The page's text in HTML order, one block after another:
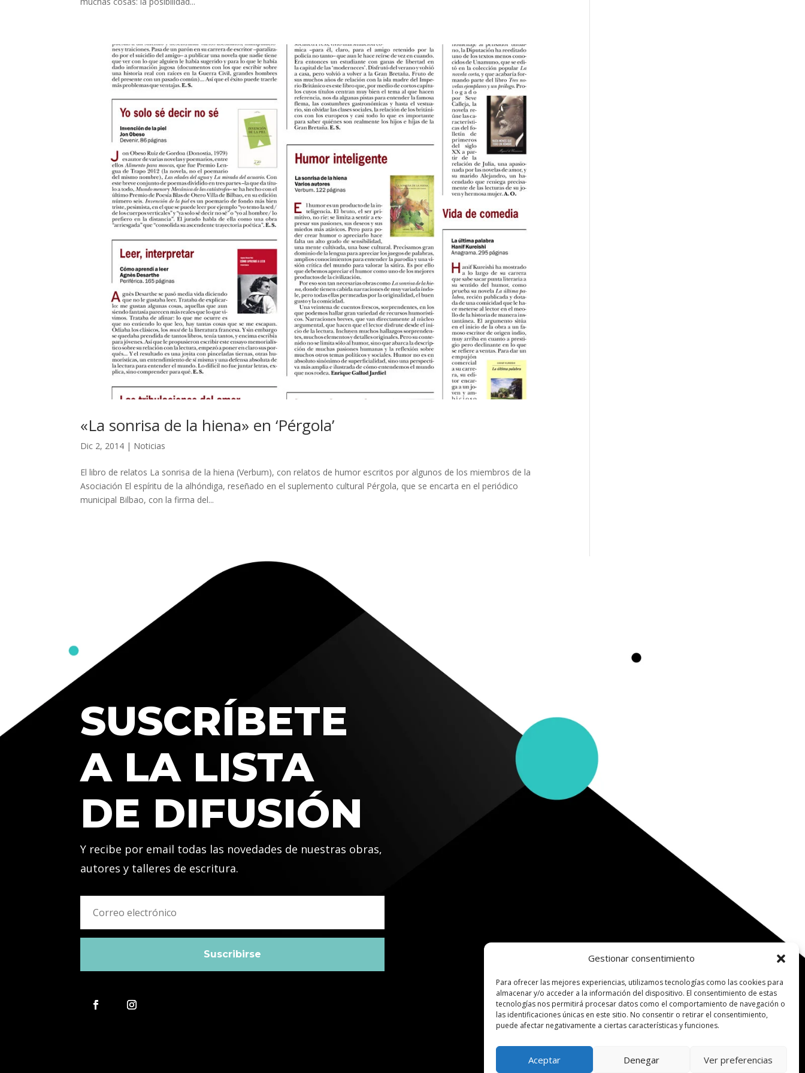
Gestionar consentimiento
Para ofrecer las mejores experiencias, utilizamos tecnologías como las cookies para
almacenar y/o acceder a la información del dispositivo. El consentimiento de estas
tecnologías nos permitirá procesar datos como el comportamiento de navegación o
las identificaciones únicas en este sitio. No consentir o retirar el consentimiento,
puede afectar negativamente a ciertas características y funciones.
Aceptar Denegar Ver preferencias
«La sonrisa de la hiena» en ‘Pérgola’
Dic 2, 2014 | Noticias
El libro de relatos La sonrisa de la hiena (Verbum), con relatos de humor escritos por algunos de los miembros de la
Asociación El espíritu de la alhóndiga, reseñado en el suplemento cultural Pérgola, que se encarta en el periódico
municipal Bilbao, con la firma del...
SUSCRÍBETE
A LA LISTA
DE DIFUSIÓN
Y recibe por email todas las novedades de nuestras obras,
autores y talleres de escritura.
Suscribirse